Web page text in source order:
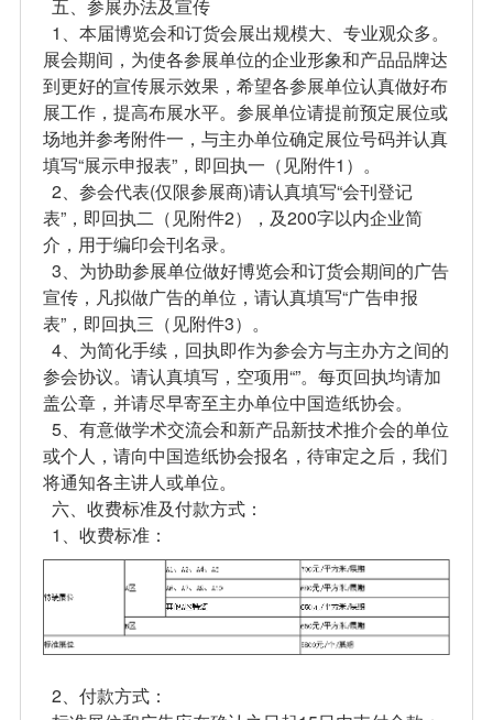
五、参展办法及宣传
1、本届博览会和订货会展出规模大、专业观众多。
展会期间，为使各参展单位的企业形象和产品品牌达
到更好的宣传展示效果，希望各参展单位认真做好布
展工作，提高布展水平。参展单位请提前预定展位或
场地并参考附件一，与主办单位确定展位号码并认真
填写“展示申报表”，即回执一（见附件1）。
2、参会代表(仅限参展商)请认真填写“会刊登记
表”，即回执二（见附件2），及200字以内企业简
介，用于编印会刊名录。
3、为协助参展单位做好博览会和订货会期间的广告
宣传，凡拟做广告的单位，请认真填写“广告申报
表”，即回执三（见附件3）。
4、为简化手续，回执即作为参会方与主办方之间的
参会协议。请认真填写，空项用“”。每页回执均请加
盖公章，并请尽早寄至主办单位中国造纸协会。
5、有意做学术交流会和新产品新技术推介会的单位
或个人，请向中国造纸协会报名，待审定之后，我们
将通知各主讲人或单位。
六、收费标准及付款方式：
1、收费标准：
2、付款方式：